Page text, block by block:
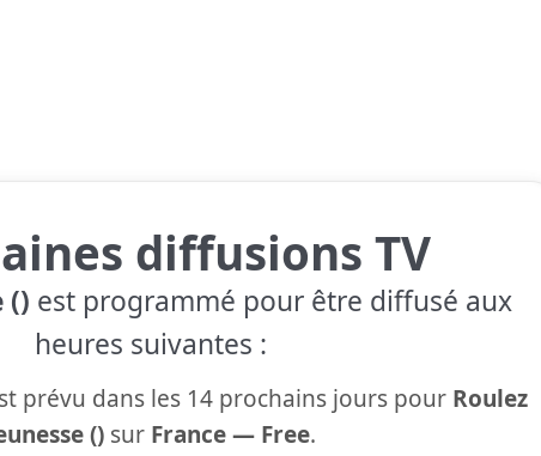
diffusions TV
() est programmé pour être diffusé aux
heures suivantes :
prévu dans les 14 prochains jours pour Roulez
()sur France — Free.